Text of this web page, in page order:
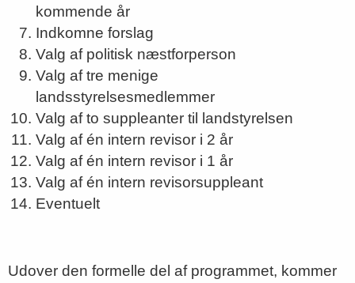
kommende år
Indkomne forslag
Valg af politisk næstforperson
Valg af tre menige
landsstyrelsesmedlemmer
Valg af to suppleanter til landstyrelsen
Valg af én intern revisor i 2 år
Valg af én intern revisor i 1 år
Valg af én intern revisorsuppleant
Eventuelt
Udover den formelle del af programmet, kommer